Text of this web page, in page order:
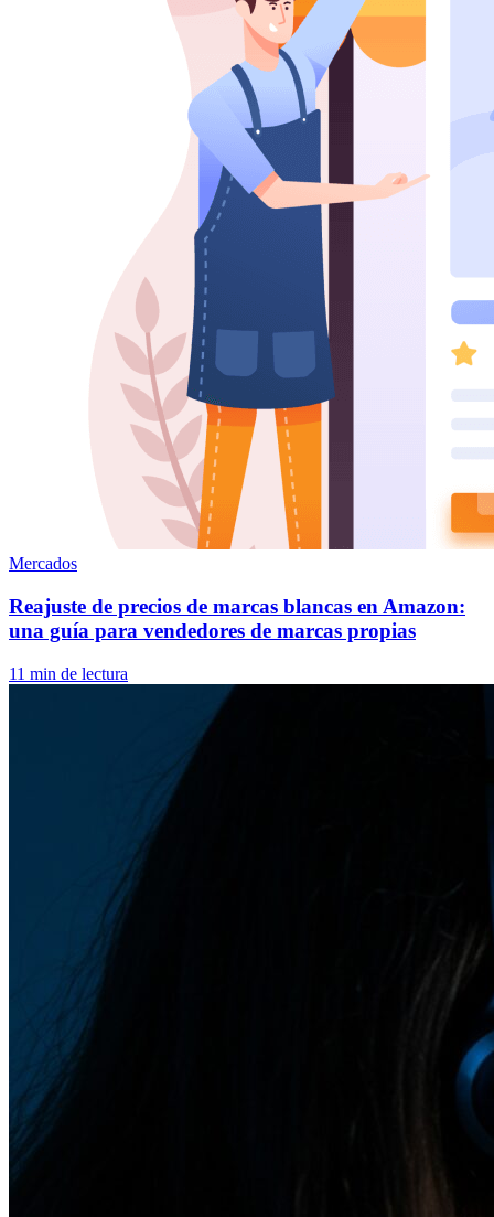
Mercados
Reajuste de precios de marcas blancas en Amazon:
una guía para vendedores de marcas propias
11 min de lectura